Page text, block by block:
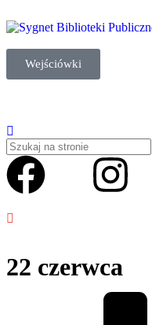
Wejściówki
22 czerwca